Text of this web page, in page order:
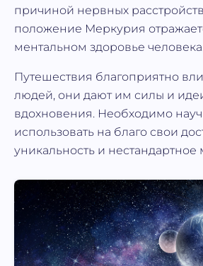
причиной нервных
положение Меркурия
ментальном здоровье
Путешествия благоприятно
людей, они дают им силы и
вдохновения. Необходимо
использовать на благо свои
уникальность и